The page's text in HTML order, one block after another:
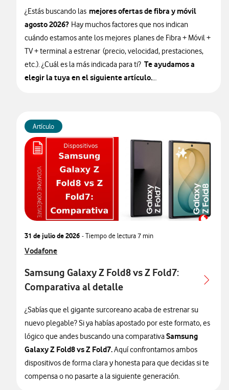
¿Estás buscando las mejores ofertas de fibra y móvil
agosto 2026?Hay muchos factores que nos indican
cuándo estamos ante los mejores planes de Fibra + Móvil +
TV + terminal a estrenar (precio, velocidad, prestaciones,
etc.). ¿Cuál es la más indicada para ti? Te ayudamos a
elegir la tuya en el siguiente artículo.
otro operador tienes ofertas exclusivas. Contrata una tarifa
de Vodafone durante el mes de AGOSTO y aprovecha el
ahorro.
Ver ofertas para nuevas altas.
Artículo
31 de julio de 2026 - Tiempo de lectura7 min
Ver más articulos relacionados con
Vodafone
Samsung Galaxy Z Fold8 vs Z Fold7:
Comparativa al detalle
¿Sabías que el gigante surcoreano acaba de estrenar su
nuevo plegable? Si ya habías apostado por este formato, es
lógico que andes buscando una comparativaSamsung
Galaxy Z Fold8 vs Z Fold7.Aquí confrontamos ambos
dispositivos de forma clara y honesta para que decidas si te
compensa o no pasarte a la siguiente generación.